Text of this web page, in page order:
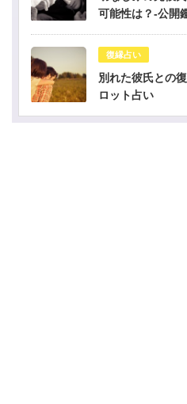
可能性は？-公開
復縁占い
別れた彼氏との
ロット占い